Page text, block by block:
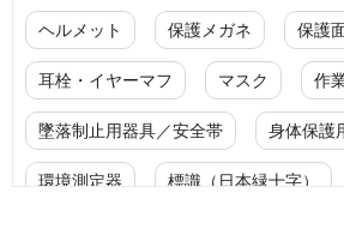
ヘルメット 保護メガネ 保護
耳栓・イヤーマフ マスク 作
墜落制止用器具／安全帯 身体保護
環境測定器 標識（日本緑十字）